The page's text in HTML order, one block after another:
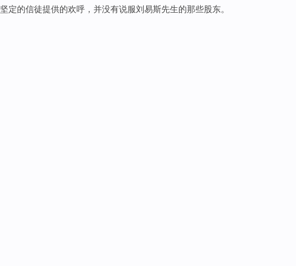
坚定的信徒提供的欢呼 ，并没有说服刘易斯先生的那些股东。